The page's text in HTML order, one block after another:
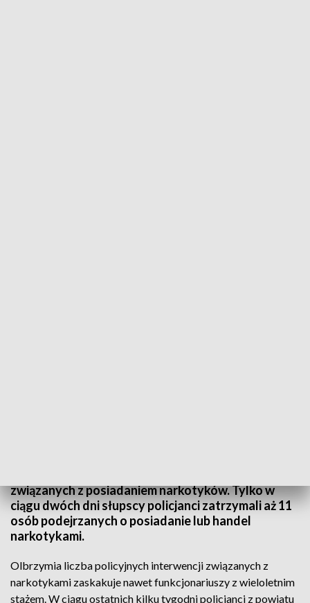
związanych z posiadaniem narkotyków. Tylko w
ciągu dwóch dni słupscy policjanci zatrzymali aż 11
osób podejrzanych o posiadanie lub handel
narkotykami.
Olbrzymia liczba policyjnych interwencji związanych z
narkotykami zaskakuje nawet funkcjonariuszy z wieloletnim
stażem. W ciągu ostatnich kilku tygodni policjanci z powiatu